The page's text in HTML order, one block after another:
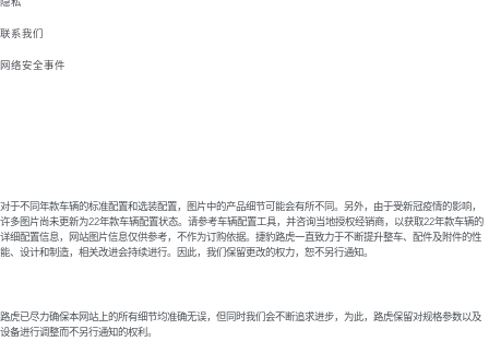
联系我们
网络安全事件
对于不同年款车辆的标准配置和选装配置，图片中的产品细节可能会有所不同。另外，由于受新冠疫情的影响，
许多图片尚未更新为22年款车辆配置状态。请参考车辆配置工具，并咨询当地授权经销商，以获取22年款车辆的
详细配置信息，网站图片信息仅供参考，不作为订购依据。捷豹路虎一直致力于不断提升整车、配件及附件的性
能、设计和制造，相关改进会持续进行。因此，我们保留更改的权力，恕不另行通知。
路虎已尽力确保本网站上的所有细节均准确无误，但同时我们会不断追求进步，为此，路虎保留对规格参数以及
设备进行调整而不另行通知的权利。